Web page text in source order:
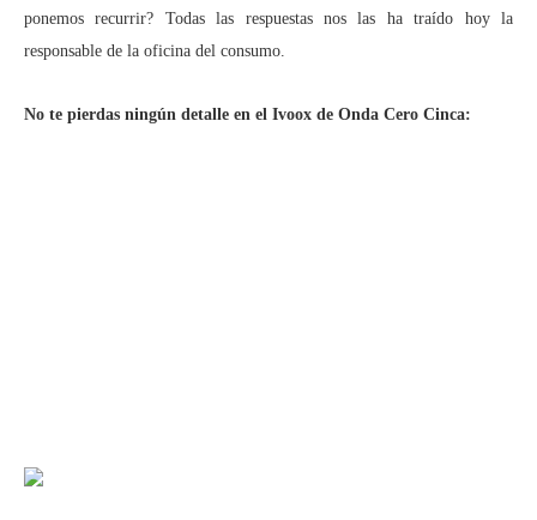
ponemos recurrir? Todas las respuestas nos las ha traído hoy la
responsable de la oficina del consumo.
No te pierdas ningún detalle en el Ivoox de Onda Cero Cinca: